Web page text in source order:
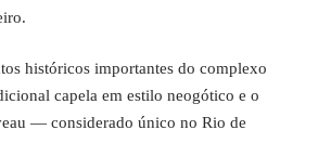
históricos importantes do complexo
capela em estilo neogótico e o
— considerado único no Rio de